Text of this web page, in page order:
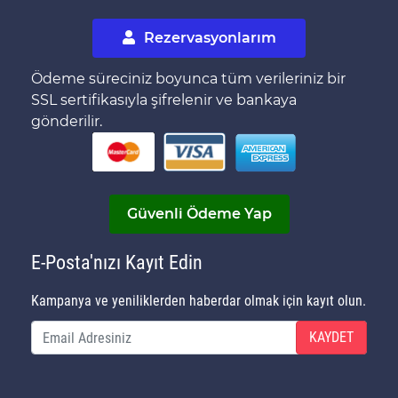
Rezervasyonlarım
Ödeme süreciniz boyunca tüm verileriniz bir
SSL sertifikasıyla şifrelenir ve bankaya
gönderilir.
Güvenli Ödeme Yap
E-Posta'nızı Kayıt Edin
Kampanya ve yeniliklerden haberdar olmak için kayıt olun.
KAYDET